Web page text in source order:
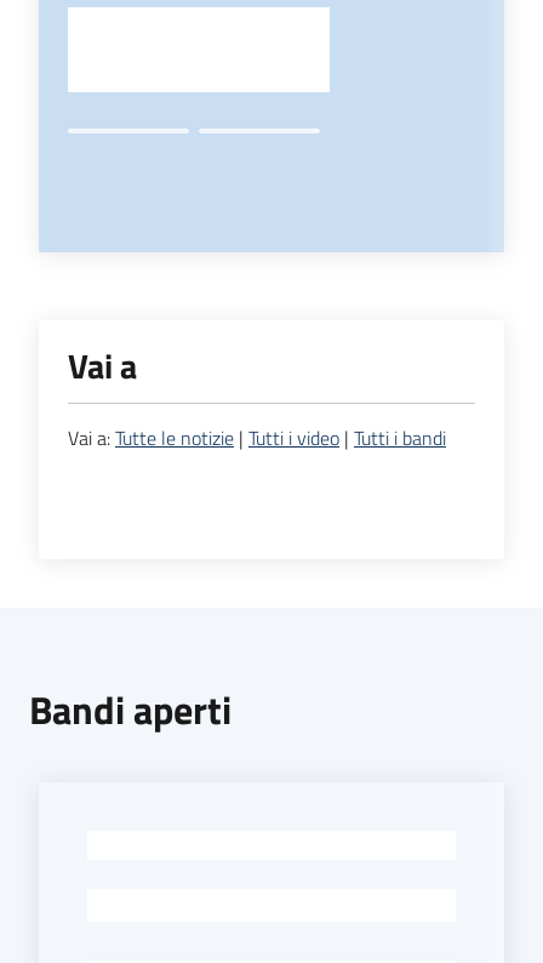
Vai a
Vai a:Tutte le notizie | Tutti i video | Tutti i bandi
Bandi aperti